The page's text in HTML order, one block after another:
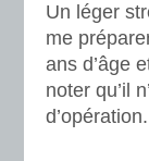
Un léger
me
ans d’âge
noter qu’il
d’opération.